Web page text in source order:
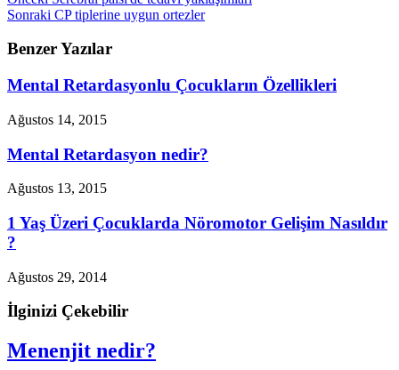
Sonraki CP tiplerine uygun ortezler
Benzer Yazılar
Mental Retardasyonlu Çocukların Özellikleri
Ağustos 14, 2015
Mental Retardasyon nedir?
Ağustos 13, 2015
1 Yaş Üzeri Çocuklarda Nöromotor Gelişim Nasıldır
?
Ağustos 29, 2014
İlginizi Çekebilir
Menenjit nedir?